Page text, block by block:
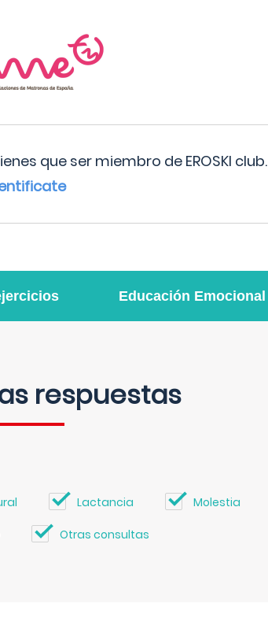
que ser miembro de EROSKI club.
Educación Emocional
respuestas
Lactancia Molestia
Otras consultas